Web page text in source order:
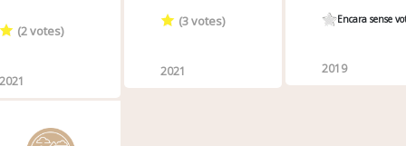
(2votes)
(3votes)
2021
Encara sense
2019